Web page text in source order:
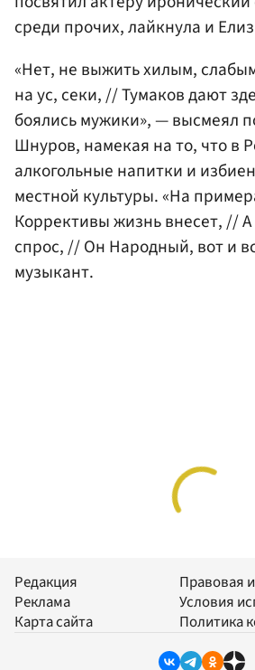
среди прочих, лайкнула и
«Нет, не выжить хилым,
на ус, секи, // Тумаков дают
боялись мужики», — высмеял
Шнуров, намекая на то, что в
алкогольные напитки и
местной культуры. «На
Коррективы жизнь внесет, // А
спрос, // Он Народный, вот и
музыкант.
Редакция
Реклама
Карта сайта
Правовая
Условия
Политика